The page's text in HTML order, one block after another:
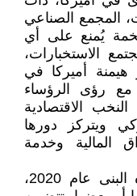
المجمع الصناعي
يُمنع على أي
الاستخبارات،
أميركا في
رؤى الرؤساء
النخب الاقتصادية
ويتركز دورها
المالية وخدمة
وقد وضع ترامب خطة لتفكيك هذه البنى عام 2020،